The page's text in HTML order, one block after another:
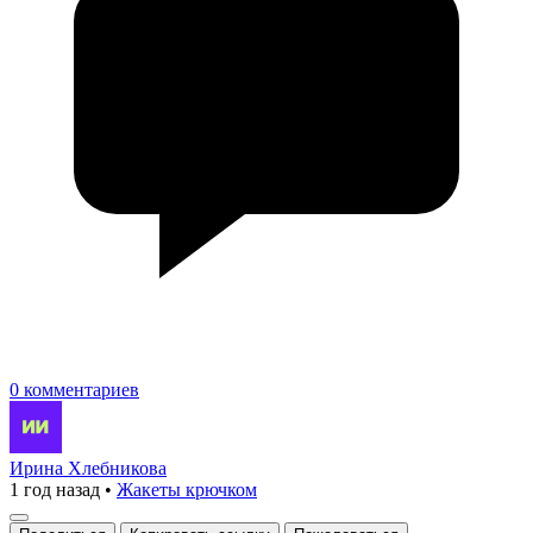
0 комментариев
Ирина Хлебникова
1 год назад • Жакеты крючком